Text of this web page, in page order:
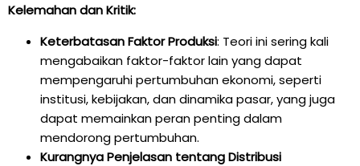
Kelemahan dan Kritik:
Keterbatasan Faktor Produksi: Teori ini sering kali
mengabaikan faktor-faktor lain yang dapat
mempengaruhi pertumbuhan ekonomi, seperti
institusi, kebijakan, dan dinamika pasar, yang juga
dapat memainkan peran penting dalam
mendorong pertumbuhan.
Kurangnya Penjelasan tentang Distribusi